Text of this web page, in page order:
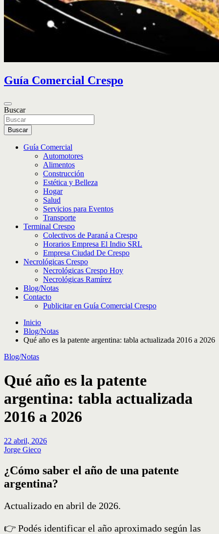
Guía Comercial Crespo
Buscar
Buscar
Guía Comercial
Automotores
Alimentos
Construcción
Estética y Belleza
Hogar
Salud
Servicios para Eventos
Transporte
Terminal Crespo
Colectivos de Paraná a Crespo
Horarios Empresa El Indio SRL
Empresa Ciudad De Crespo
Necrológicas Crespo
Necrológicas Crespo Hoy
Necrológicas Ramírez
Blog/Notas
Contacto
Publicitar en Guía Comercial Crespo
Inicio
Blog/Notas
Qué año es la patente argentina: tabla actualizada 2016 a 2026
Blog/Notas
Qué año es la patente
argentina: tabla actualizada
2016 a 2026
22 abril, 2026
Jorge Gieco
¿Cómo saber el año de una patente
argentina?
Actualizado en abril de 2026.
👉 Podés identificar el año aproximado según las